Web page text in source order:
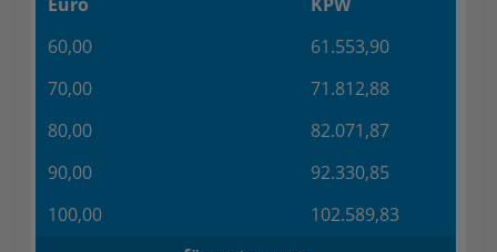
60,00
61.553,90
70,00
71.812,88
80,00
82.071,87
90,00
92.330,85
100,00
102.589,83